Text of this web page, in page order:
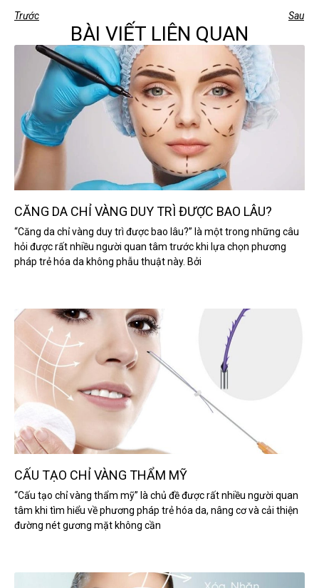
Trước Sau
BÀI VIẾT LIÊN QUAN
CĂNG DA CHỈ VÀNG DUY TRÌ ĐƯỢC BAO LÂU?
“Căng da chỉ vàng duy trì được bao lâu?” là một trong những câu
hỏi được rất nhiều người quan tâm trước khi lựa chọn phương
pháp trẻ hóa da không phẫu thuật này. Bởi
CẤU TẠO CHỈ VÀNG THẨM MỸ
“Cấu tạo chỉ vàng thẩm mỹ” là chủ đề được rất nhiều người quan
tâm khi tìm hiểu về phương pháp trẻ hóa da, nâng cơ và cải thiện
đường nét gương mặt không cần